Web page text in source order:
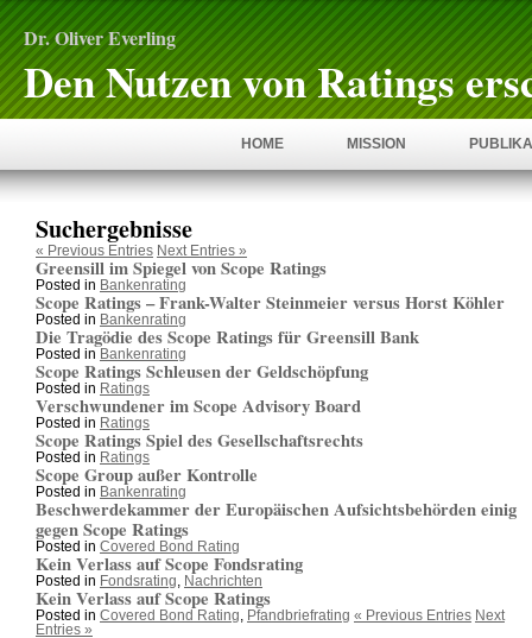
Dr. Oliver Everling
Den Nutzen von Ratings
HOME MISSION
Suchergebnisse
« Previous Entries Next Entries »
Greensill im Spiegel von Scope Ratings
Posted in Bankenrating
Scope Ratings – Frank-Walter Steinmeier versus Horst Köhler
Posted in Bankenrating
Die Tragödie des Scope Ratings für Greensill Bank
Posted in Bankenrating
Scope Ratings Schleusen der Geldschöpfung
Posted in Ratings
Verschwundener im Scope Advisory Board
Posted in Ratings
Scope Ratings Spiel des Gesellschaftsrechts
Posted in Ratings
Scope Group außer Kontrolle
Posted in Bankenrating
Beschwerdekammer der Europäischen Aufsichtsbehörden einig
gegen Scope Ratings
Posted in Covered Bond Rating
Kein Verlass auf Scope Fondsrating
Posted in Fondsrating Nachrichten
Kein Verlass auf Scope Ratings
Posted in Covered Bond Rating Pfandbriefrating « Previous Entries Next
Entries »